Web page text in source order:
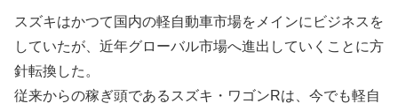
スズキはかつて国内の軽自動車市場をメインにビジネスを
していたが、近年グローバル市場へ進出していくことに方
針転換した。
従来からの稼ぎ頭であるスズキ・ワゴンRは、今でも軽自